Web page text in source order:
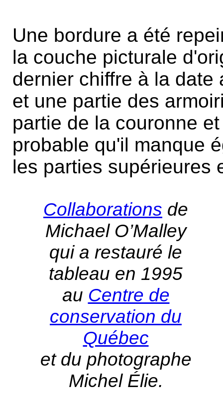
Une bordure a été
la couche picturale
dernier chiffre à la date
et une partie des
partie de la couronne
probable qu'il manque
les parties supérieures
Collaborations de
Michael O’Malley
qui a restauré le
tableau en 1995
au Centre de
conservation du
Québec
et du photographe
Michel Élie.